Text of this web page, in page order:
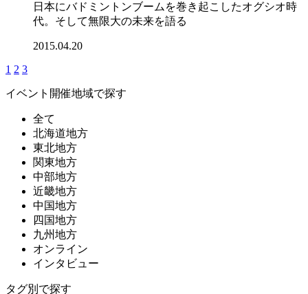
日本にバドミントンブームを巻き起こしたオグシオ時
代。そして無限大の未来を語る
2015.04.20
1 2 3
イベント開催地域で探す
全て
北海道地方
東北地方
関東地方
中部地方
近畿地方
中国地方
四国地方
九州地方
オンライン
インタビュー
タグ別で探す